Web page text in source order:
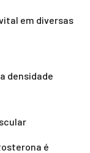
em diversas
densidade
é